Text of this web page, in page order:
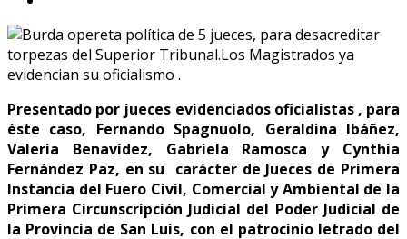
Presentado por jueces evidenciados oficialistas , para
éste caso, Fernando Spagnuolo, Geraldina Ibáñez,
Valeria Benavídez, Gabriela Ramosca y Cynthia
Fernández Paz, en su carácter de Jueces de Primera
Instancia del Fuero Civil, Comercial y Ambiental de la
Primera Circunscripción Judicial del Poder Judicial de
la Provincia de San Luis, con el patrocinio letrado del